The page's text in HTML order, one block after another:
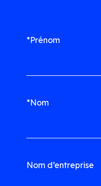
*Prénom
*Nom
Nom d’entreprise